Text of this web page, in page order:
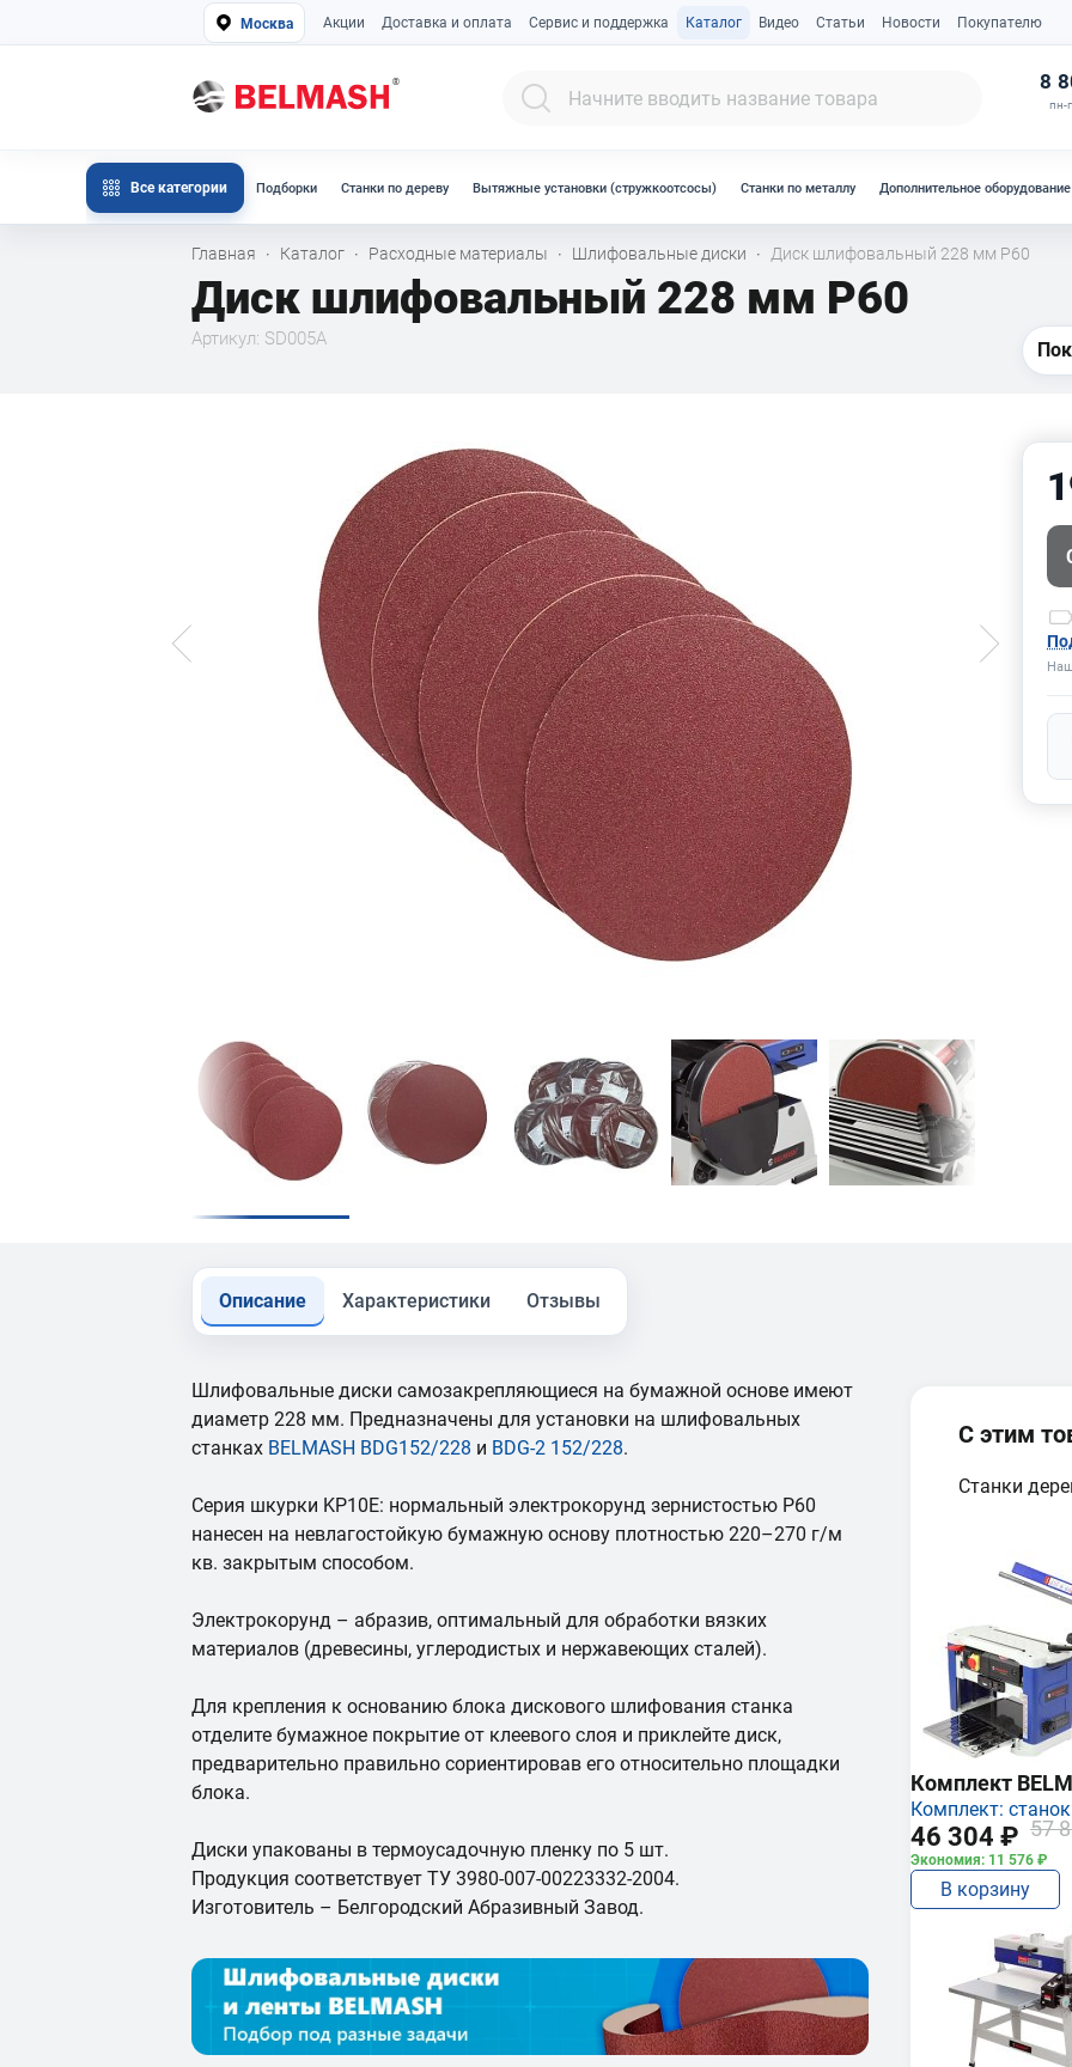
Москва Акции Доставка и оплата Сервис и поддержка Каталог Видео Статьи Новости Покупателю
8
пн-
Все категории Подборки Станки по дереву Вытяжные установки (стружкоотсосы) Станки по металлу Дополнительное оборудование
Главная · Каталог · Расходные материалы · Шлифовальные диски · Диск шлифовальный 228 мм Р60
Диск шлифовальный 228 мм P60
Артикул: SD005A
Описание Характеристики Отзывы
Шлифовальные диски самозакрепляющиеся на бумажной основе имеют
диаметр 228 мм. Предназначены для установки на шлифовальных
станках BELMASH BDG152/228 и BDG-2 152/228.
Серия шкурки KP10E: нормальный электрокорунд зернистостью Р60
нанесен на невлагостойкую бумажную основу плотностью 220–270 г/м
кв. закрытым способом.
Электрокорунд – абразив, оптимальный для обработки вязких
материалов (древесины, углеродистых и нержавеющих сталей).
Для крепления к основанию блока дискового шлифования станка
отделите бумажное покрытие от клеевого слоя и приклейте диск,
предварительно правильно сориентировав его относительно площадки
блока.
Диски упакованы в термоусадочную пленку по 5 шт.
Продукция соответствует ТУ 3980-007-00223332-2004.
Изготовитель – Белгородский Абразивный Завод.
С этим
Станки
Комплект
Комплект:
46 304 ₽ 57
Экономия: 11 576 ₽
В корзину